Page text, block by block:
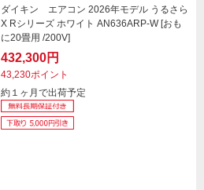
ダイキン エアコン 2026年モデル うるさら
X Rシリーズ ホワイト AN636ARP-W [おも
に20畳用 /200V]
432,300円
43,230ポイント
約１ヶ月で出荷予定